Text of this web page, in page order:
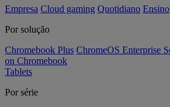
Empresa Cloud gaming Quotidiano Ensino
Por solução
Chromebook Plus ChromeOS Enterprise
on Chromebook
Tablets
Por série